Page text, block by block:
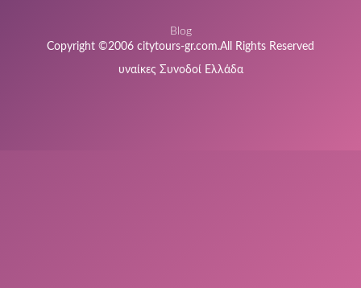
Blog
Copyright ©2006 citytours-gr.com.All Rights Reserved
υναίκες Συνοδοί Ελλάδα